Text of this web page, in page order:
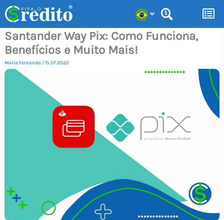
para
conteúdo
Santander Way Pix: Como Funciona,
Benefícios e Muito Mais!
Maria Fernanda /15.07.2022